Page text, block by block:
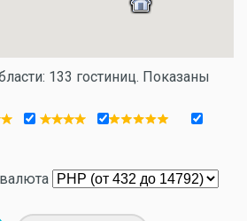
133 гостиниц. Показаны
валюта